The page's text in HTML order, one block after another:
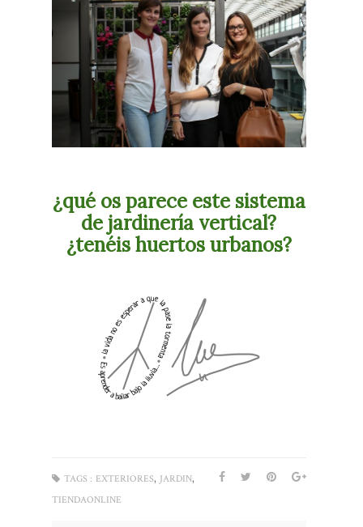
¿qué os parece este sistema
de jardinería vertical?
¿tenéis huertos urbanos?
TAGS : EXTERIORES, JARDIN,
TIENDAONLINE